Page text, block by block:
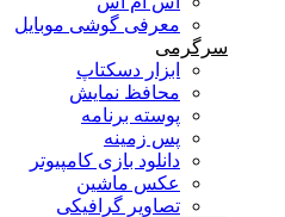
معرفی گوشی موبایل
سرگرمی
ابزار دسکتاپ
محافظ نمایش
پوسته برنامه
پس زمینه
دانلود بازی کامپیوتر
عکس ماشین
تصاویر گرافیکی